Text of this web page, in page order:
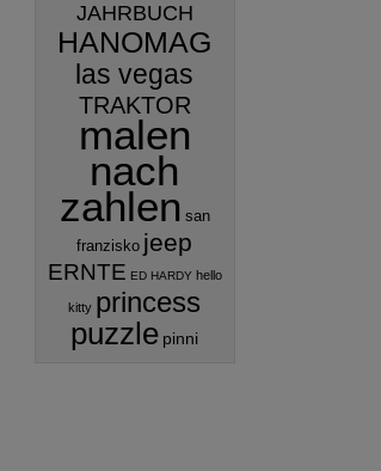
Emailleschild -
BAR - orange
CHF 19.95 *
Emailleschild -
AUSFAHRT
FREIHALTEN
CHF 19.95 *
JAHRBUCH
HANOMAG
las vegas
TRAKTOR
malen
nach
zahlen san
franzisko jeep
ERNTE ED HARDY hello
kitty princess
puzzle pinni